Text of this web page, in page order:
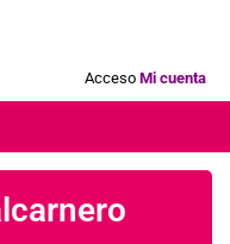
Acceso Mi cuenta